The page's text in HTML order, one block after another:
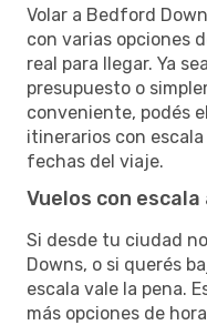
Volar a Bedford
con varias opciones
real para llegar. Ya
presupuesto o
conveniente, podés
itinerarios con
fechas del viaje.
Vuelos con
Si desde tu ciudad
Downs, o si querés
escala vale la pena.
más opciones de